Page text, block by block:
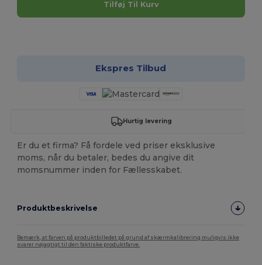
Tilføj Til Kurv
Ekspres Tilbud
Hurtig levering
Er du et firma? Få fordele ved priser eksklusive
moms, når du betaler, bedes du angive dit
momsnummer inden for Fællesskabet.
Produktbeskrivelse
Bemærk, at farven på produktbilledet på grund af skærmkalibrering muligvis ikke
svarer nøjagtigt til den faktiske produktfarve.